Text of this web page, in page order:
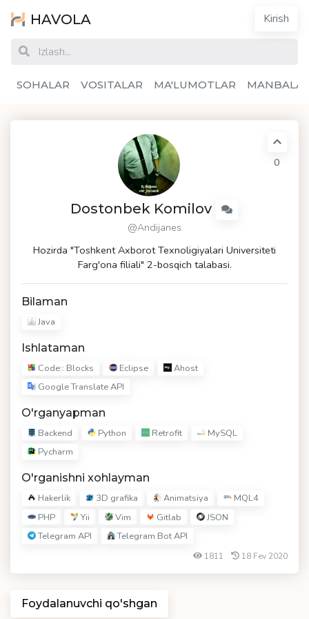
HAVOLA Kirish
SOHALAR VOSITALAR MA'LUMOTLAR
Dostonbek Komilov
@Andijanes
0
Hozirda "Toshkent Axborot Texnoligiyalari Universiteti
Farg'ona filiali" 2-bosqich talabasi.
Bilaman
Java
Ishlataman
Code:: Blocks Eclipse
Ahost
Google Translate API
O'rganyapman
Backend Python Retrofit
MySQL
Pycharm
O'rganishni xohlayman
Hakerlik 3D grafika Animatsiya
MQL4
PHP
Yii Vim Gitlab
JSON
Telegram API
Telegram Bot API
1811 18 Fev 2020
Foydalanuvchi qo'shgan